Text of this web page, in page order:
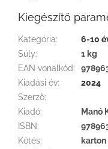
Kiegészítő
Kategória:
6-10
Súly:
1 kg
EAN vonalkód:
Kiadási év:
2024
Szerző:
Kiadó:
Manó
ISBN:
Kötés:
karton